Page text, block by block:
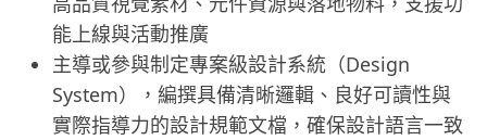
能上線與活動推廣
主導或參與制定專案級設計系統（Design
System），編撰具備清晰邏輯、良好可讀性與
實際指導力的設計規範文檔，確保設計語言一致